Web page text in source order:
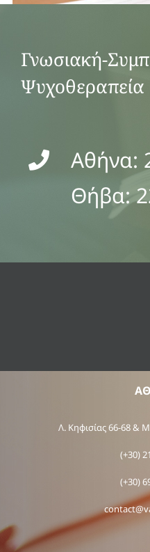
Γνωσιακή-
Ψυχοθεραπεία
Αθήνα:
Θήβα:
Λ. Κηφισίας 66-68 &
(+30)
(+30)